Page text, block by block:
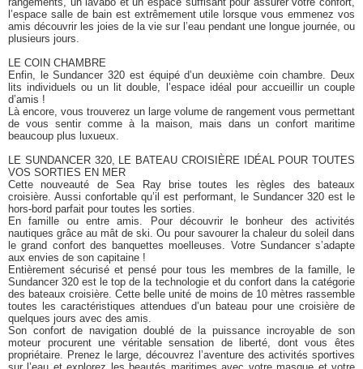
l’espace salle de bain est extrêmement utile lorsque vous emmenez vos
amis découvrir les joies de la vie sur l’eau pendant une longue journée, ou
plusieurs jours.
LE COIN CHAMBRE
Enfin, le Sundancer 320 est équipé d’un deuxième coin chambre. Deux
lits individuels ou un lit double, l’espace idéal pour accueillir un couple
d’amis !
Là encore, vous trouverez un large volume de rangement vous permettant
de vous sentir comme à la maison, mais dans un confort maritime
beaucoup plus luxueux.
LE SUNDANCER 320, LE BATEAU CROISIÈRE IDÉAL POUR TOUTES
VOS SORTIES EN MER
Cette nouveauté de Sea Ray brise toutes les règles des bateaux
croisière. Aussi confortable qu’il est performant, le Sundancer 320 est le
hors-bord parfait pour toutes les sorties.
En famille ou entre amis. Pour découvrir le bonheur des activités
nautiques grâce au mât de ski. Ou pour savourer la chaleur du soleil dans
le grand confort des banquettes moelleuses. Votre Sundancer s’adapte
aux envies de son capitaine !
Entièrement sécurisé et pensé pour tous les membres de la famille, le
Sundancer 320 est le top de la technologie et du confort dans la catégorie
des bateaux croisière. Cette belle unité de moins de 10 mètres rassemble
toutes les caractéristiques attendues d’un bateau pour une croisière de
quelques jours avec des amis.
Son confort de navigation doublé de la puissance incroyable de son
moteur procurent une véritable sensation de liberté, dont vous êtes
propriétaire. Prenez le large, découvrez l’aventure des activités sportives